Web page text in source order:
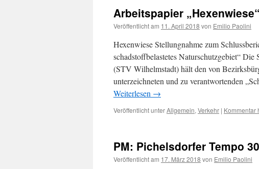
Arbeitspapier
Veröffentlicht am 11. April 2018 von Emilio Paolini
Hexenwiese Stellungnahme zum
schadstoffbelastetes Naturschutzgebiet“
(STV Wilhelmstadt) hält den von
unterzeichneten und zu verantwortenden
Weiterlesen →
Veröffentlicht unterAllgemein, Verkehr | Kommentar
PM: Pichelsdorfer Tempo
Veröffentlicht am 17. März 2018 von Emilio Paolini